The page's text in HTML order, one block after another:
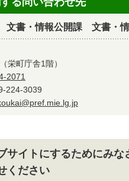
書・情報公開課 文書・情
栄町庁舎1階）
2071
224-3039
サイトにするためにみな
ください